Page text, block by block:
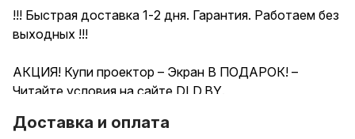
!!! Быстрая доставка 1-2 дня. Гарантия. Работаем без
выходных !!!
АКЦИЯ! Купи проектор – Экран В ПОДАРОК! –
Читайте условия на сайте DLD.BY.
БЕСПЛАТНО! Звоните нам | Доставка по всей
Доставка и оплата